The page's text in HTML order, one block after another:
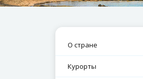
О стране
Курорты